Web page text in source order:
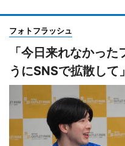
フォトフラッシュ
「今日来れなかっ
うにSNSで拡散して